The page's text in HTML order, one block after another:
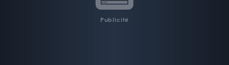
Publicité